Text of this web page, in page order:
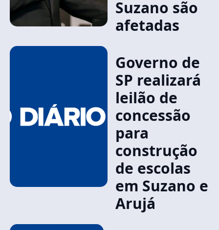
Suzano são
afetadas
Governo de
SP realizará
leilão de
concessão
para
construção
de escolas
em Suzano e
Arujá